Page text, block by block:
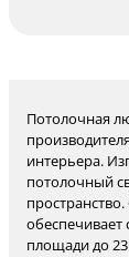
Потолочная
интерьера.
потолочный
обеспечивает
площади до 23